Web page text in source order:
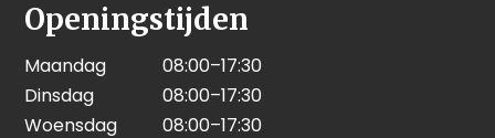
Openingstijden
Maandag
08:00–17:30
Dinsdag
08:00–17:30
Woensdag
08:00–17:30